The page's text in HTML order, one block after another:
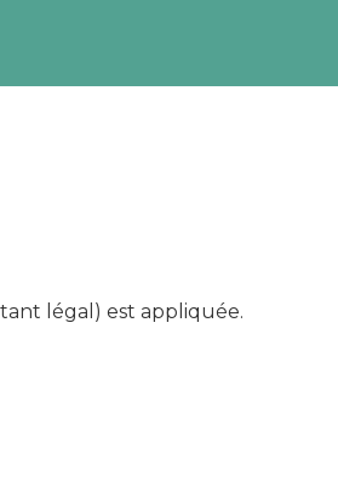
légal) est appliquée.